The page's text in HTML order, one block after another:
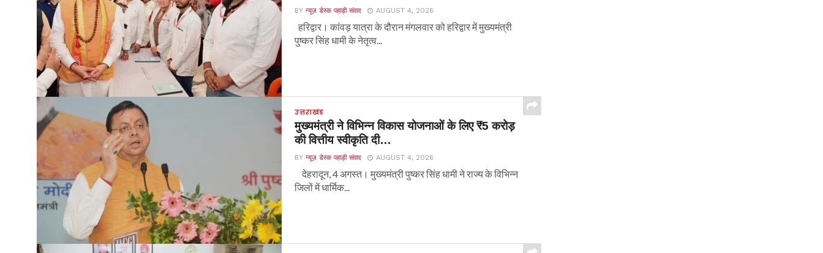
BYन्यूज़ डेस्क पहाड़ी संवाद AUGUST 4, 2026
हरिद्वार। कांवड़ यात्रा के दौरान मंगलवार को हरिद्वार में मुख्यमंत्री
पुष्कर सिंह धामी के नेतृत्व...
उत्तराखंड
मुख्यमंत्री ने विभिन्न विकास योजनाओं के लिए ₹5 करोड़
की वित्तीय स्वीकृति दी…
BYन्यूज़ डेस्क पहाड़ी संवाद AUGUST 4, 2026
देहरादून, 4 अगस्त। मुख्यमंत्री पुष्कर सिंह धामी ने राज्य के विभिन्न
जिलों में धार्मिक...